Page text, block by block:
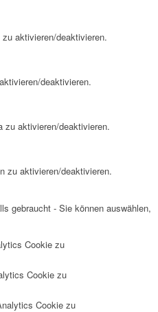
aktivieren/deaktivieren.
deaktivieren.
zu aktivieren/deaktivieren.
zu aktivieren/deaktivieren.
gebraucht - Sie können auswählen,
Cookie zu
Cookie zu
Cookie zu